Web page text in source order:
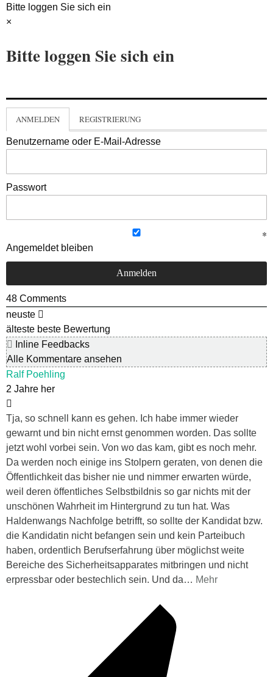
Bitte loggen Sie sich ein
×
Bitte loggen Sie sich ein
ANMELDEN REGISTRIERUNG
Benutzername oder E-Mail-Adresse
Passwort
Angemeldet bleiben
48 Comments
neuste
älteste beste Bewertung
Inline Feedbacks
Alle Kommentare ansehen
Ralf Poehling
2 Jahre her
Tja, so schnell kann es gehen. Ich habe immer wieder
gewarnt und bin nicht ernst genommen worden. Das sollte
jetzt wohl vorbei sein. Von wo das kam, gibt es noch mehr.
Da werden noch einige ins Stolpern geraten, von denen die
Öffentlichkeit das bisher nie und nimmer erwarten würde,
weil deren öffentliches Selbstbildnis so gar nichts mit der
unschönen Wahrheit im Hintergrund zu tun hat. Was
Haldenwangs Nachfolge betrifft, so sollte der Kandidat bzw.
die Kandidatin nicht befangen sein und kein Parteibuch
haben, ordentlich Berufserfahrung über möglichst weite
Bereiche des Sicherheitsapparates mitbringen und nicht
erpressbar oder bestechlich sein. Und da… Mehr